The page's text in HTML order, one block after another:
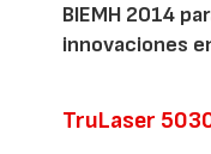
BIEMH 2014
innovaciones
TruLaser